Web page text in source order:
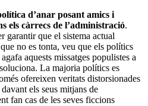
d’anar posant amics i
els càrrecs de l’administració.
garantir que el sistema actual
no es tonta, veu que els polítics
aquests missatges populistes a
La majoria polítics es
ofereixen veritats distorsionades
els seus mitjans de
fan cas de les seves ficcions